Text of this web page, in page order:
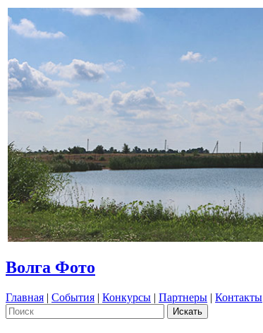
Волга Фото
Главная | События | Конкурсы | Партнеры | Контакты